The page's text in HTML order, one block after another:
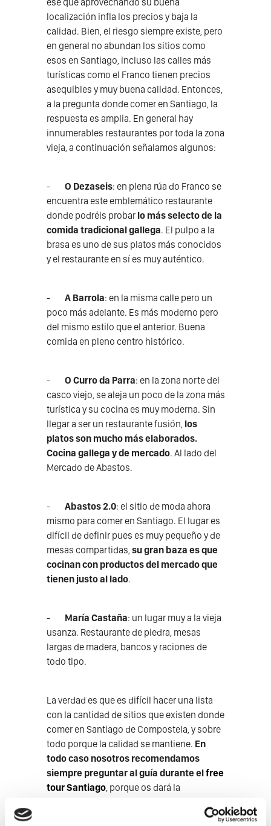
localización infla los precios y baja la
calidad. Bien, el riesgo siempre existe, pero
en general no abundan los sitios como
esos en Santiago, incluso las calles más
turísticas como el Franco tienen precios
asequibles y muy buena calidad. Entonces,
a la pregunta donde comer en Santiago, la
respuesta es amplia. En general hay
innumerables restaurantes por toda la zona
vieja, a continuación señalamos algunos:
- O Dezaseis: en plena rúa do Franco se
encuentra este emblemático restaurante
donde podréis probar lo más selecto de la
comida tradicional gallega. El pulpo a la
brasa es uno de sus platos más conocidos
y el restaurante en sí es muy auténtico.
- A Barrola: en la misma calle pero un
poco más adelante. Es más moderno pero
del mismo estilo que el anterior. Buena
comida en pleno centro histórico.
- O Curro da Parra: en la zona norte del
casco viejo, se aleja un poco de la zona más
turística y su cocina es muy moderna. Sin
llegar a ser un restaurante fusión,los
platos son mucho más elaborados.
Cocina gallega y de mercado. Al lado del
Mercado de Abastos.
- Abastos 2.0: el sitio de moda ahora
mismo para comer en Santiago. El lugar es
difícil de definir pues es muy pequeño y de
mesas compartidas,su gran baza es que
cocinan con productos del mercado que
tienen justo al lado.
- María Castaña: un lugar muy a la vieja
usanza. Restaurante de piedra, mesas
largas de madera, bancos y raciones de
todo tipo.
La verdad es que es difícil hacer una lista
con la cantidad de sitios que existen donde
comer en Santiago de Compostela, y sobre
todo porque la calidad se mantiene. En
todo caso nosotros recomendamos
siempre preguntar al guía durante elfree
tour Santiago, porque os dará la